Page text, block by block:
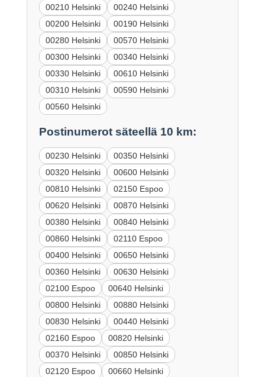
00210 Helsinki
00240 Helsinki
00200 Helsinki
00190 Helsinki
00280 Helsinki
00570 Helsinki
00300 Helsinki
00340 Helsinki
00330 Helsinki
00610 Helsinki
00310 Helsinki
00590 Helsinki
00560 Helsinki
Postinumerot säteellä 10 km:
00230 Helsinki
00350 Helsinki
00320 Helsinki
00600 Helsinki
00810 Helsinki
02150 Espoo
00620 Helsinki
00870 Helsinki
00380 Helsinki
00840 Helsinki
00860 Helsinki
02110 Espoo
00400 Helsinki
00650 Helsinki
00360 Helsinki
00630 Helsinki
02100 Espoo
00640 Helsinki
00800 Helsinki
00880 Helsinki
00830 Helsinki
00440 Helsinki
02160 Espoo
00820 Helsinki
00370 Helsinki
00850 Helsinki
02120 Espoo
00660 Helsinki